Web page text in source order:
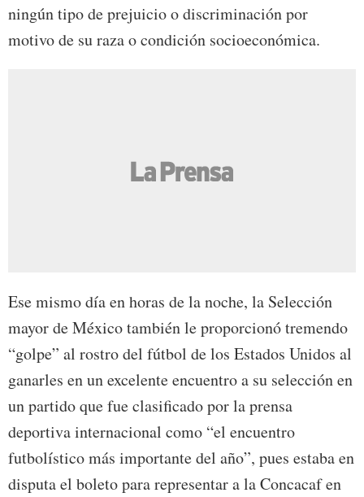
ningún tipo de prejuicio o discriminación por
motivo de su raza o condición socioeconómica.
Ese mismo día en horas de la noche, la Selección
mayor de México también le proporcionó tremendo
“golpe” al rostro del fútbol de los Estados Unidos al
ganarles en un excelente encuentro a su selección en
un partido que fue clasificado por la prensa
deportiva internacional como “el encuentro
futbolístico más importante del año”, pues estaba en
disputa el boleto para representar a la Concacaf en